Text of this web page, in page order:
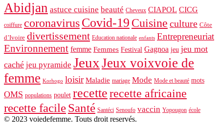
Abidjan astuce cuisine beauté Cheveux CIAPOL CICG
coiffure coronavirusCovid-19 Cuisine culture Côte
d’Ivoire divertissement Education nationale enfants Entrepreneuriat
Environnement femme Femmes Festival Gagnoa jeu jeu mot
caché jeu pyramide JeuxJeux voixvoie de
femme Korhogo loisir Maladie mariage Mode Mode et beauté mots
OMS populations poulet recetterecette africaine
recette facileSanté Santéci Senoufo vaccin Yopougon école
© 2023 voiedefemme. Touts droit reservés.